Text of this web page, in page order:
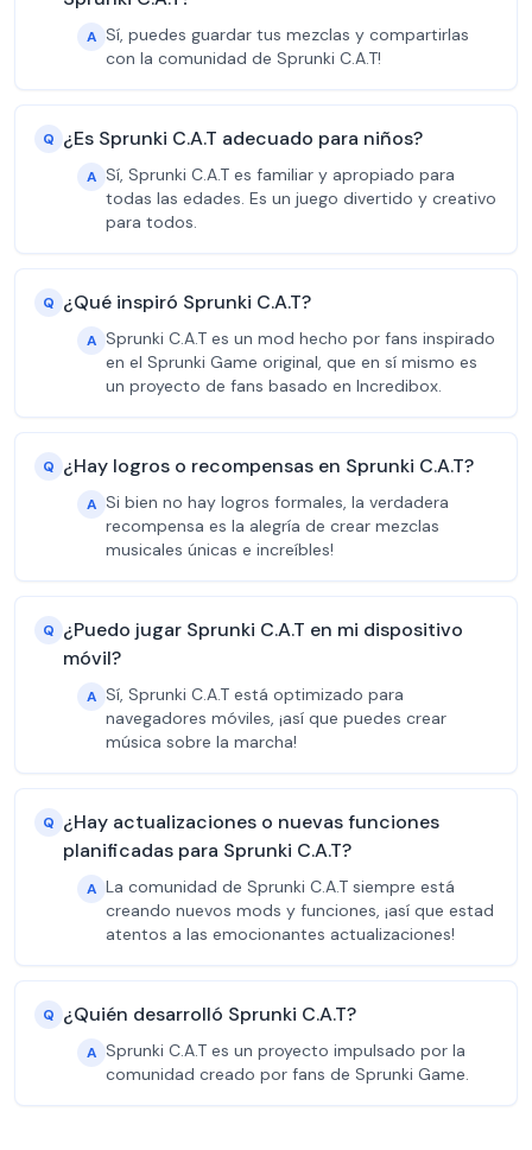
A Sí, puedes guardar tus mezclas y compartirlas
con la comunidad de Sprunki C.A.T!
Q ¿Es Sprunki C.A.T adecuado para niños?
A Sí, Sprunki C.A.T es familiar y apropiado para
todas las edades. Es un juego divertido y creativo
para todos.
Q ¿Qué inspiró Sprunki C.A.T?
A Sprunki C.A.T es un mod hecho por fans inspirado
en el Sprunki Game original, que en sí mismo es
un proyecto de fans basado en Incredibox.
Q ¿Hay logros o recompensas en Sprunki C.A.T?
A Si bien no hay logros formales, la verdadera
recompensa es la alegría de crear mezclas
musicales únicas e increíbles!
Q ¿Puedo jugar Sprunki C.A.T en mi dispositivo
móvil?
A Sí, Sprunki C.A.T está optimizado para
navegadores móviles, ¡así que puedes crear
música sobre la marcha!
Q ¿Hay actualizaciones o nuevas funciones
planificadas para Sprunki C.A.T?
A La comunidad de Sprunki C.A.T siempre está
creando nuevos mods y funciones, ¡así que estad
atentos a las emocionantes actualizaciones!
Q ¿Quién desarrolló Sprunki C.A.T?
A Sprunki C.A.T es un proyecto impulsado por la
comunidad creado por fans de Sprunki Game.